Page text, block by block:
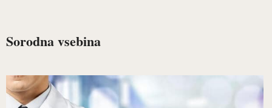
Sorodna vsebina